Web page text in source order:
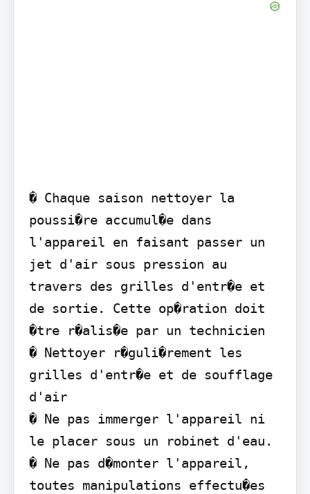
� Chaque saison nettoyer la
poussi�re accumul�e dans
l'appareil en faisant passer un
jet d'air sous pression au
travers des grilles d'entr�e et
de sortie. Cette op�ration doit
�tre r�alis�e par un technicien
� Nettoyer r�guli�rement les
grilles d'entr�e et de soufflage
d'air
� Ne pas immerger l'appareil ni
le placer sous un robinet d'eau.
� Ne pas d�monter l'appareil,
toutes manipulations effectu�es